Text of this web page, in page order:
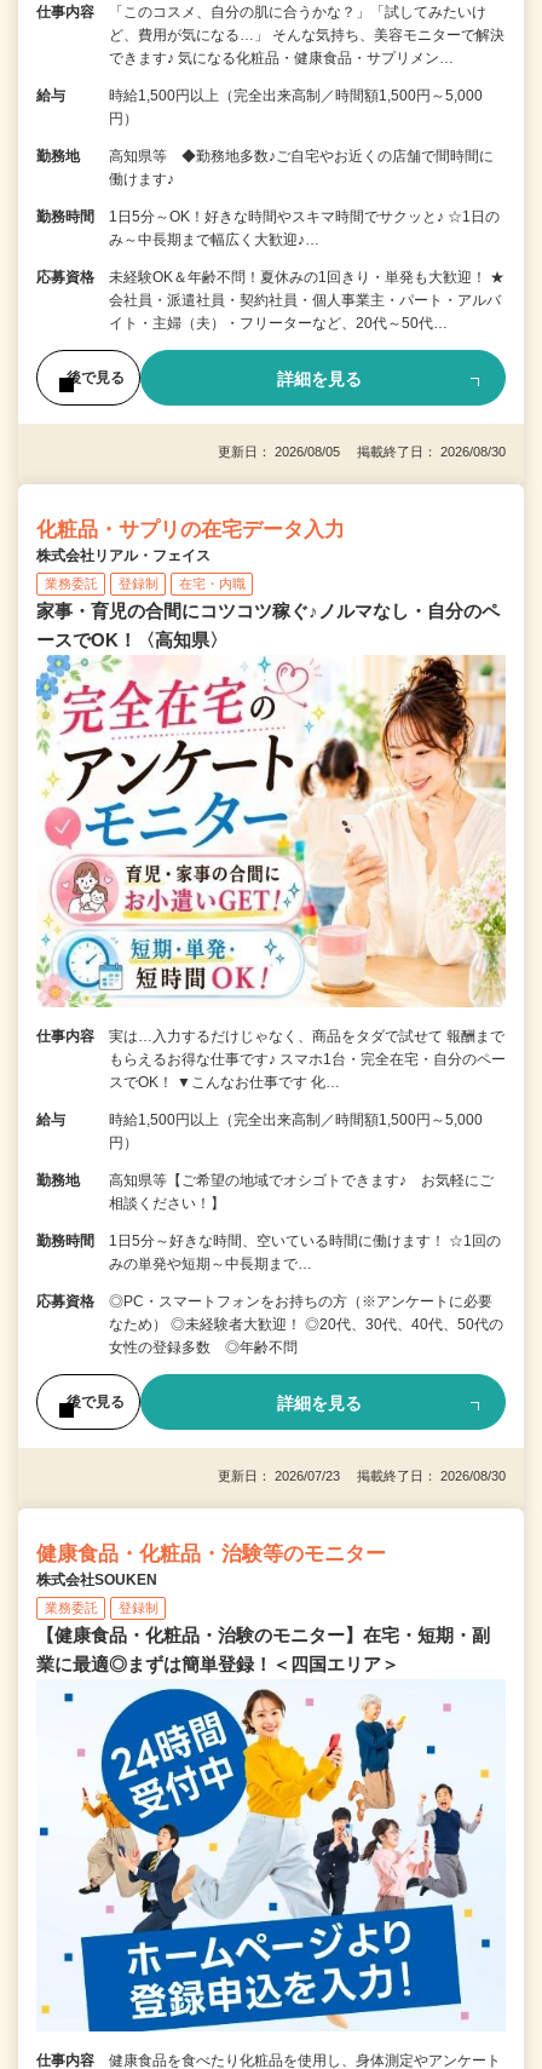
仕事内容
「このコスメ、自分の肌に合うかな？」「試してみたいけ
ど、費用が気になる…」 そんな気持ち、美容モニターで解決
できます♪ 気になる化粧品・健康食品・サプリメン…
給与
時給1,500円以上（完全出来高制／時間額1,500円～5,000
円）
勤務地
高知県等 ◆勤務地多数♪ご自宅やお近くの店舗で間時間に
働けます♪
勤務時間
1日5分～OK！好きな時間やスキマ時間でサクッと♪ ☆1日の
み～中長期まで幅広く大歓迎♪…
応募資格
未経験OK＆年齢不問！夏休みの1回きり・単発も大歓迎！ ★
会社員・派遣社員・契約社員・個人事業主・パート・アルバ
イト・主婦（夫）・フリーターなど、20代～50代…
後で見る 詳細を見る
更新日： 2026/08/05 掲載終了日： 2026/08/30
化粧品・サプリの在宅データ入力
株式会社リアル・フェイス
業務委託 登録制 在宅・内職
家事・育児の合間にコツコツ稼ぐ♪ノルマなし・自分のペ
ースでOK！〈高知県〉
仕事内容
実は…入力するだけじゃなく、商品をタダで試せて 報酬まで
もらえるお得な仕事です♪ スマホ1台・完全在宅・自分のペー
スでOK！ ▼こんなお仕事です 化…
給与
時給1,500円以上（完全出来高制／時間額1,500円～5,000
円）
勤務地
高知県等【ご希望の地域でオシゴトできます♪ お気軽にご
相談ください！】
勤務時間
1日5分～好きな時間、空いている時間に働けます！ ☆1回の
みの単発や短期～中長期まで…
応募資格
◎PC・スマートフォンをお持ちの方（※アンケートに必要
なため） ◎未経験者大歓迎！ ◎20代、30代、40代、50代の
女性の登録多数 ◎年齢不問
後で見る 詳細を見る
更新日： 2026/07/23 掲載終了日： 2026/08/30
健康食品・化粧品・治験等のモニター
株式会社SOUKEN
業務委託 登録制
【健康食品・化粧品・治験のモニター】在宅・短期・副
業に最適◎まずは簡単登録！＜四国エリア＞
仕事内容 健康食品を食べたり化粧品を使用し、身体測定やアンケート